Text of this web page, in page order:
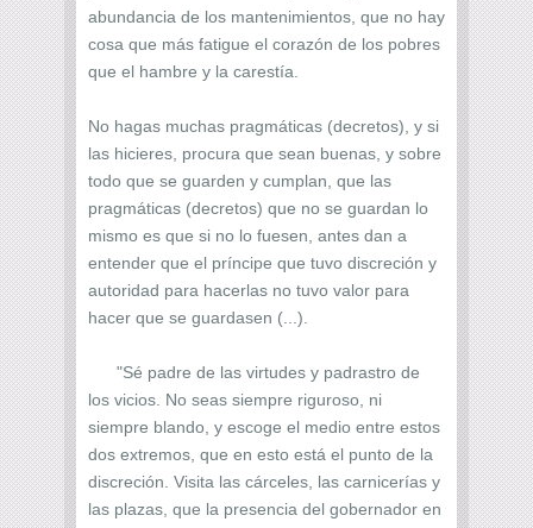
abundancia de los mantenimientos, que no hay
cosa que más fatigue el corazón de los pobres
que el hambre y la carestía.
No hagas muchas pragmáticas (decretos), y si
las hicieres, procura que sean buenas, y sobre
todo que se guarden y cumplan, que las
pragmáticas (decretos) que no se guardan lo
mismo es que si no lo fuesen, antes dan a
entender que el príncipe que tuvo discreción y
autoridad para hacerlas no tuvo valor para
hacer que se guardasen (...).
"Sé padre de las virtudes y padrastro de
los vicios. No seas siempre riguroso, ni
siempre blando, y escoge el medio entre estos
dos extremos, que en esto está el punto de la
discreción. Visita las cárceles, las carnicerías y
las plazas, que la presencia del gobernador en